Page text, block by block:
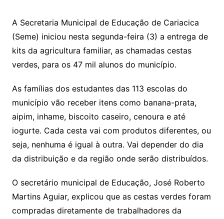
at
s
A
p
p
c
e
b
o
o
k
itt
er
ai
l
A Secretaria Municipal de Educação de Cariacica
(Seme) iniciou nesta segunda-feira (3) a entrega de
kits da agricultura familiar, as chamadas cestas
verdes, para os 47 mil alunos do município.
As famílias dos estudantes das 113 escolas do
município vão receber itens como banana-prata,
aipim, inhame, biscoito caseiro, cenoura e até
iogurte. Cada cesta vai com produtos diferentes, ou
seja, nenhuma é igual à outra. Vai depender do dia
da distribuição e da região onde serão distribuídos.
O secretário municipal de Educação, José Roberto
Martins Aguiar, explicou que as cestas verdes foram
compradas diretamente de trabalhadores da